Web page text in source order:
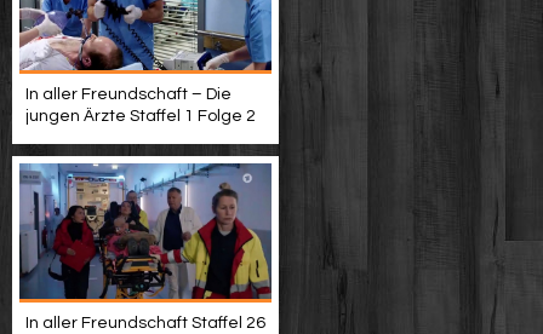
In aller Freundschaft – Die
jungen Ärzte Staffel 1 Folge 2
In aller Freundschaft Staffel 26